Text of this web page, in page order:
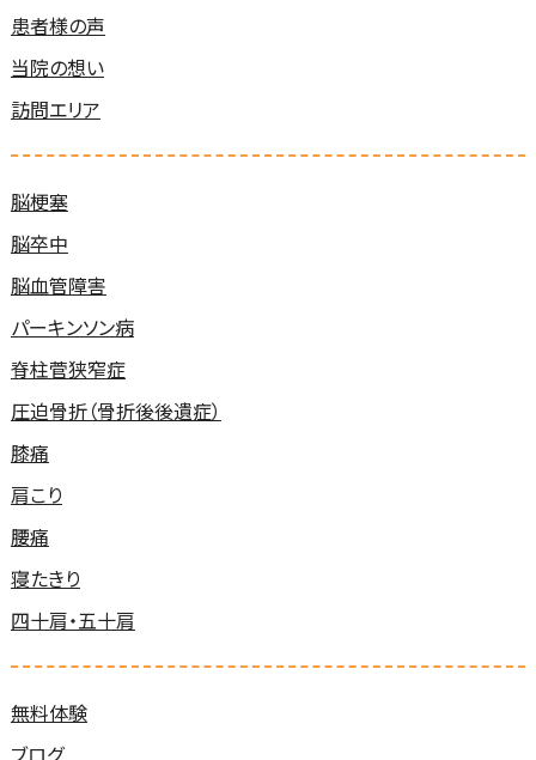
患者様の声
当院の想い
訪問エリア
脳梗塞
脳卒中
脳血管障害
パーキンソン病
脊柱菅狭窄症
圧迫骨折（骨折後後遺症）
膝痛
肩こり
腰痛
寝たきり
四十肩・五十肩
無料体験
ブログ